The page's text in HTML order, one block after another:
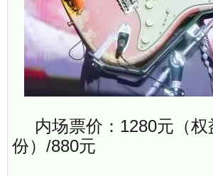
内场票价：1280元（
份）/880元